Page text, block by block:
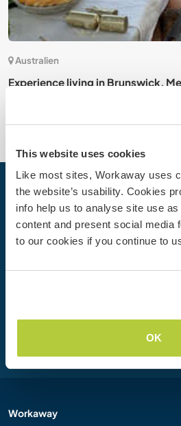
This website uses cookies
Like most sites, Workaway uses
the website’s usability. Cookies
info help us to analyse site use
content and present social media
to our cookies if you continue to
OK
Australien
Experience living in Brunswick,
Dein nächstes
heute
Werde heute Mitglied der
Möglichkeiten weltweit.
Workaway